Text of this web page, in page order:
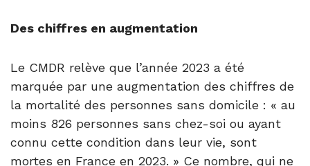
Des chiffres en augmentation
Le CMDR relève que l’année 2023 a été
marquée par une augmentation des chiffres de
la mortalité des personnes sans domicile : « au
moins 826 personnes sans chez-soi ou ayant
connu cette condition dans leur vie, sont
mortes en France en 2023. » Ce nombre, qui ne